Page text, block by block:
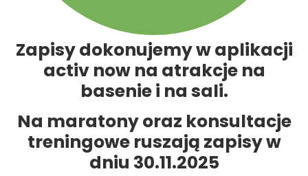
Zapisy dokonujemy w aplikacji
activ now na atrakcje na
basenie i na sali.
Na maratony oraz konsultacje
treningowe ruszają zapisy w
dniu 30.11.2025